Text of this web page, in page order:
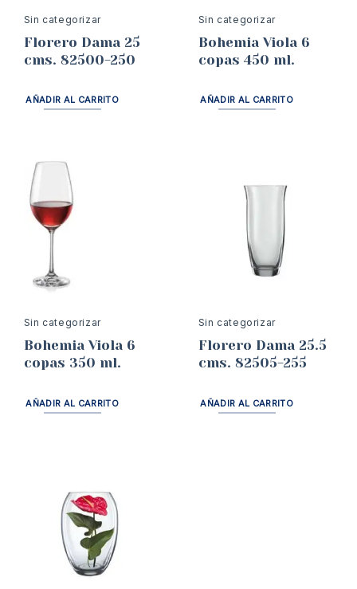
Sin categorizar
Florero Dama 25
cms. 82500-250
AÑADIR AL CARRITO
Sin categorizar
Bohemia Viola 6
copas 450 ml.
AÑADIR AL CARRITO
Sin categorizar
Bohemia Viola 6
copas 350 ml.
AÑADIR AL CARRITO
Sin categorizar
Florero Dama 25.5
cms. 82505-255
AÑADIR AL CARRITO